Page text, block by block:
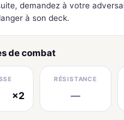
demandez à votre
à son deck.
de combat
×2
RÉSISTANCE
—